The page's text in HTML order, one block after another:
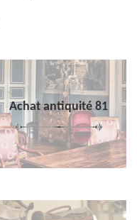
Achat antiquité 81